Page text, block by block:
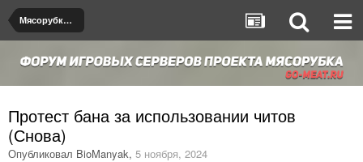
Мясорубка de_dust2
Протест бана за использовании читов
(Снова)
Опубликовал BioManyak, 5 ноября, 2024